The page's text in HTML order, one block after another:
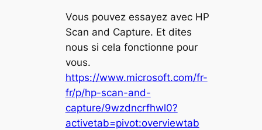
Vous pouvez essayez avec HP
Scan and Capture. Et dites
nous si cela fonctionne pour
vous.
https://www.microsoft.com/fr-
fr/p/hp-scan-and-
capture/9wzdncrfhwl0?
activetab=pivot:overviewtab